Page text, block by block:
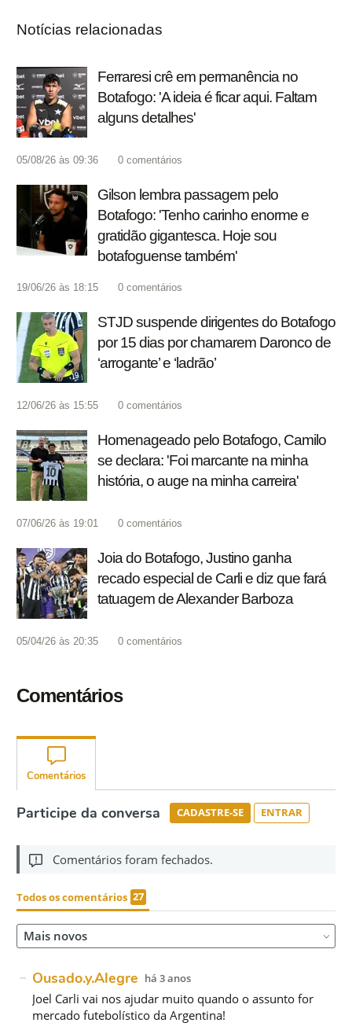
Notícias relacionadas
Ferraresi crê em permanência no
Botafogo: 'A ideia é ficar aqui. Faltam
alguns detalhes'
05/08/26 às 09:36 0 comentários
Gilson lembra passagem pelo
Botafogo: 'Tenho carinho enorme e
gratidão gigantesca. Hoje sou
botafoguense também'
19/06/26 às 18:15 0 comentários
STJD suspende dirigentes do Botafogo
por 15 dias por chamarem Daronco de
‘arrogante’ e ‘ladrão’
12/06/26 às 15:55 0 comentários
Homenageado pelo Botafogo, Camilo
se declara: 'Foi marcante na minha
história, o auge na minha carreira'
07/06/26 às 19:01 0 comentários
Joia do Botafogo, Justino ganha
recado especial de Carli e diz que fará
tatuagem de Alexander Barboza
05/04/26 às 20:35 0 comentários
Comentários